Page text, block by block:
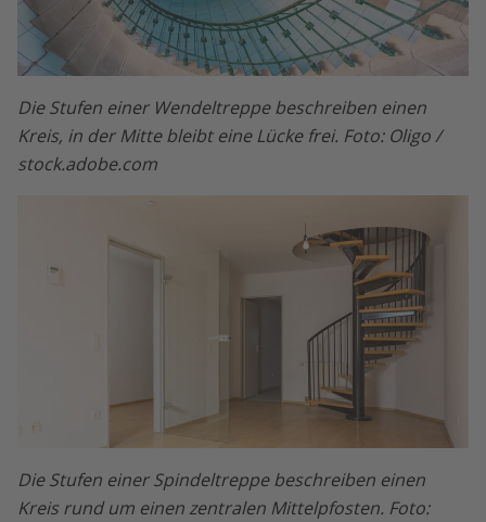
Die Stufen einer Wendeltreppe beschreiben einen
Kreis, in der Mitte bleibt eine Lücke frei. Foto: Oligo /
stock.adobe.com
Die Stufen einer Spindeltreppe beschreiben einen
Kreis rund um einen zentralen Mittelpfosten. Foto: